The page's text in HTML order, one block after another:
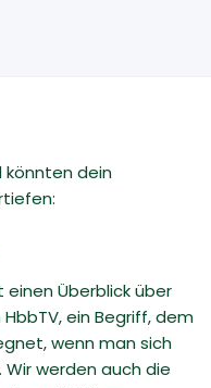
könnten dein
einen Überblick über
ein Begriff, dem
wenn man sich
werden auch die